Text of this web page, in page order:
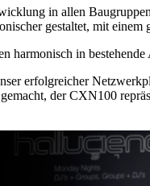
in allen
gestaltet, mit
in
erfolgreicher
der CXN100